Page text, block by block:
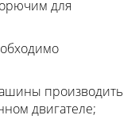
для
производить
двигателе;